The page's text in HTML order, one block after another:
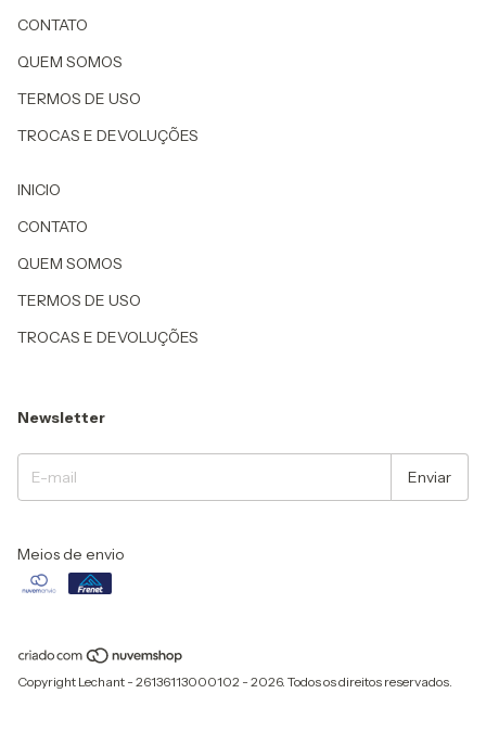
CONTATO
QUEM SOMOS
TERMOS DE USO
TROCAS E DEVOLUÇÕES
INICIO
CONTATO
QUEM SOMOS
TERMOS DE USO
TROCAS E DEVOLUÇÕES
Newsletter
Meios de envio
Copyright Lechant - 26136113000102 - 2026. Todos os direitos reservados.